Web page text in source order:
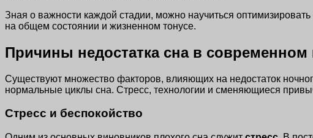
Зная о важности каждой стадии, можно научиться
на общем состоянии и жизненном тонусе.
Причины недостатка сна в современном
Существуют множество факторов, влияющих на недостаток
нормальные циклы сна. Стресс, технологии и сменяющиеся
Стресс и беспокойство